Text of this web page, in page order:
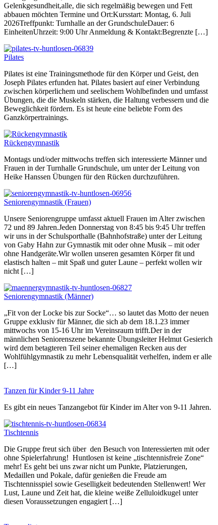
Gelenkgesundheit,alle, die sich regelmäßig bewegen und Fett
abbauen möchten Termine und Ort:Kursstart: Montag, 6. Juli
2026Treffpunkt: Turnhalle an der GrundschuleDauer: 6
EinheitenUhrzeit: 9:00 Uhr Anmeldung & Kontakt:Begrenzte […]
Pilates
Pilates ist eine Trainingsmethode für den Körper und Geist, den
Joseph Pilates erfunden hat. Pilates basiert auf einer Verbindung
zwischen körperlichem und seelischem Wohlbefinden und umfasst
Übungen, die die Muskeln stärken, die Haltung verbessern und die
Beweglichkeit fördern. Es ist heute eine beliebte Form des
Ganzkörpertrainings.
Rückengymnastik
Montags und/oder mittwochs treffen sich interessierte Männer und
Frauen in der Turnhalle Grundschule, um unter der Leitung von
Heike Hanssen Übungen für den Rücken durchzuführen.
Seniorengymnastik (Frauen)
Unsere Seniorengruppe umfasst aktuell Frauen im Alter zwischen
72 und 89 Jahren.Jeden Donnerstag von 8:45 bis 9:45 Uhr treffen
wir uns in der Schulsporthalle (Bahnhofstraße) unter der Leitung
von Gaby Hahn zur Gymnastik mit oder ohne Musik – mit oder
ohne Handgeräte.Wir wollen unseren gesamten Körper fit und
elastisch halten – mit Spaß und guter Laune – perfekt wollen wir
nicht […]
Seniorengymnastik (Männer)
„Fit von der Locke bis zur Socke“… so lautet das Motto der neuen
Gruppe exklusiv für Männer, die sich ab dem 18.1.23 immer
mittwochs von 15-16 Uhr im Vereinsraum trifft.Der in der
männlichen Seniorenszene bekannte Übungsleiter Helmut Gesierich
wird dem betagteren Teil seiner ehemaligen Recken aus der
Wohlfühlgymnastik zu mehr Lebensqualität verhelfen, indem er alle
[…]
Tanzen für Kinder 9-11 Jahre
Es gibt ein neues Tanzangebot für Kinder im Alter von 9-11 Jahren.
Tischtennis
Die Gruppe freut sich über den Besuch von Interessierten mit oder
ohne Spielerfahrung! Huntlosen ist keine „tischtennisfreie Zone“
mehr! Es geht bei uns zwar nicht um Punkte, Platzierungen,
Medaillen und Pokale, dafür genießen die Freude am
Tischtennisspiel sowie Geselligkeit bedeutenden Stellenwert! Wer
Lust, Laune und Zeit hat, die kleine weiße Zelluloidkugel unter
diesen Voraussetzungen engagiert […]